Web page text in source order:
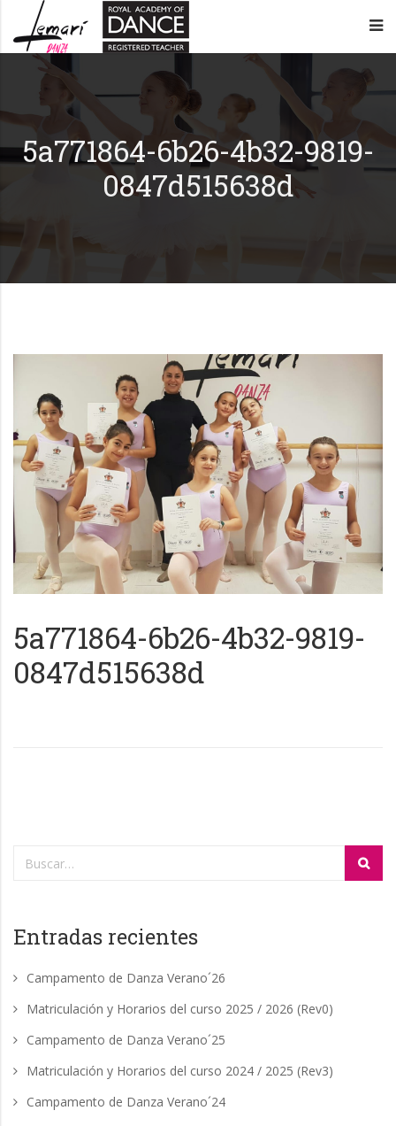
Lemarí
Danza
Academia
baile
Oviedo
5a771864-6b26-4b32-9819-
0847d515638d
5a771864-6b26-4b32-9819-
0847d515638d
Entradas recientes
Campamento de Danza Verano´26
Matriculación y Horarios del curso 2025 / 2026 (Rev0)
Campamento de Danza Verano´25
Matriculación y Horarios del curso 2024 / 2025 (Rev3)
Campamento de Danza Verano´24